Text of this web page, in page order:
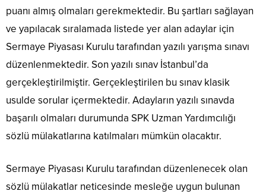
puanı almış olmaları gerekmektedir. Bu şartları sağlayan
ve yapılacak sıralamada listede yer alan adaylar için
Sermaye Piyasası Kurulu tarafından yazılı yarışma sınavı
düzenlenmektedir. Son yazılı sınav İstanbul’da
gerçekleştirilmiştir. Gerçekleştirilen bu sınav klasik
usulde sorular içermektedir. Adayların yazılı sınavda
başarılı olmaları durumunda SPK Uzman Yardımcılığı
sözlü mülakatlarına katılmaları mümkün olacaktır.
Sermaye Piyasası Kurulu tarafından düzenlenecek olan
sözlü mülakatlar neticesinde mesleğe uygun bulunan